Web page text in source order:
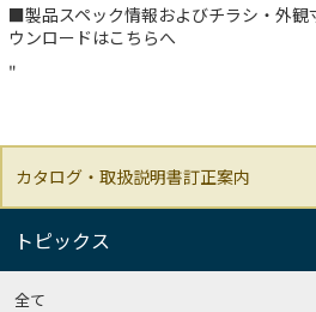
■製品スペック情報およびチラシ・外観
ウンロードはこちらへ
"
カタログ・取扱説明書訂正案内
トピックス
全て